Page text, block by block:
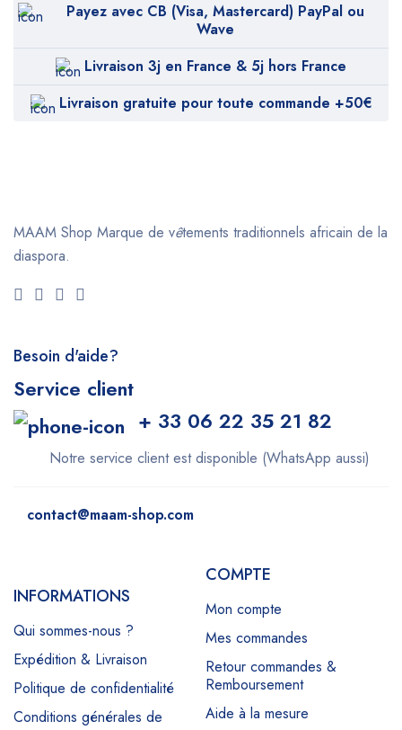
Payez avec CB (Visa, Mastercard) PayPal ou
Wave
Livraison 3j en France & 5j hors France
Livraison gratuite pour toute commande +50€
MAAM Shop Marque de vêtements traditionnels africain de la
diaspora.
Besoin d'aide?
Service client
+ 33 06 22 35 21 82
Notre service client est disponible (WhatsApp aussi)
contact@maam-shop.com
INFORMATIONS
Qui sommes-nous ?
Expédition & Livraison
Politique de confidentialité
Conditions générales de
COMPTE
Mon compte
Mes commandes
Retour commandes &
Remboursement
Aide à la mesure